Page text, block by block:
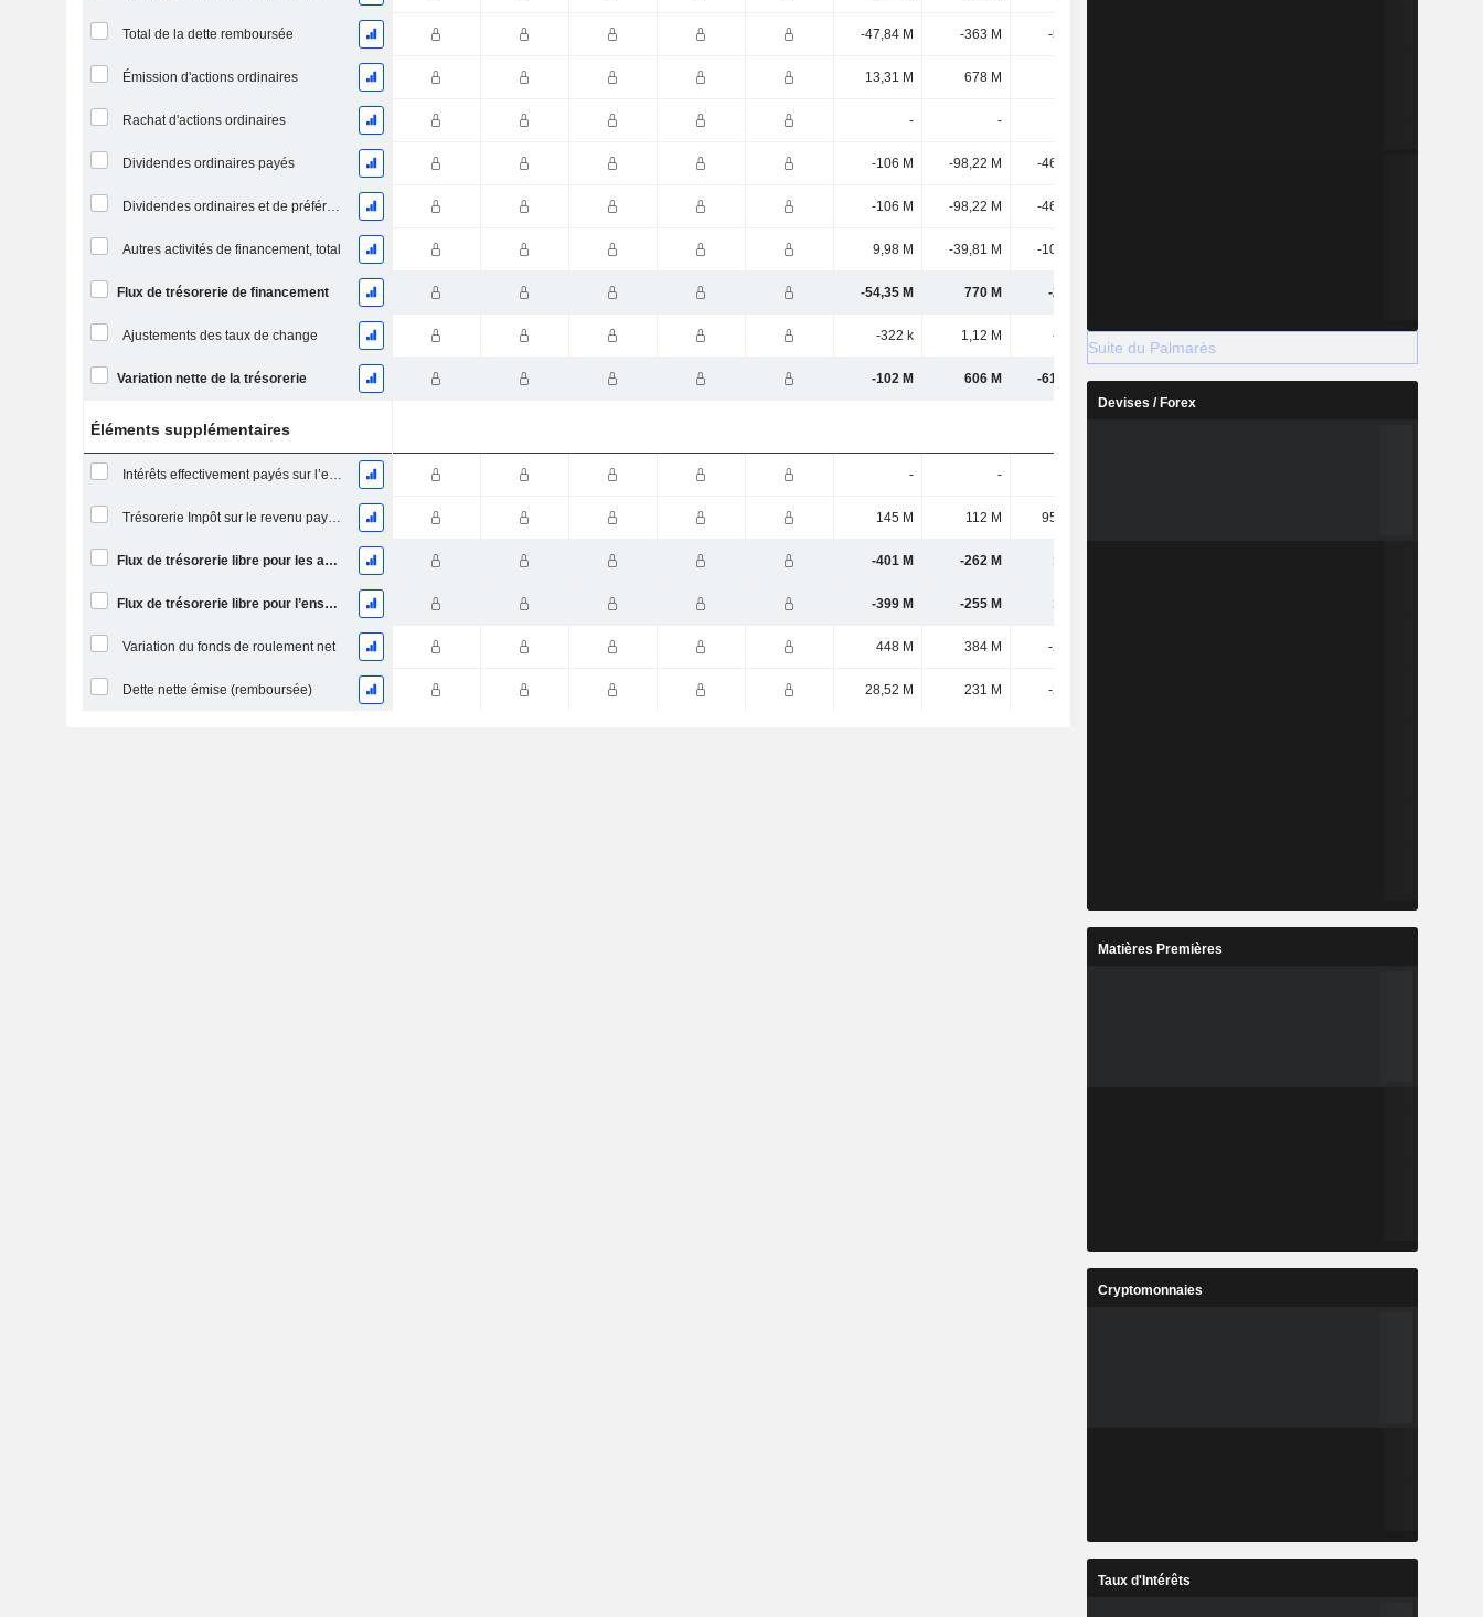
Total de la dette remboursée -47,84 M -363 M -575 M
Émission d'actions ordinaires 13,31 M 678 M
Rachat d'actions ordinaires - -
Dividendes ordinaires payés -106 M -98,22 M -46,61 M
Dividendes ordinaires et de préférence payés -106 M -98,22 M -46,61 M
Autres activités de financement, total 9,98 M -39,81 M -10,31 M
Flux de trésorerie de financement -54,35 M 770 M -267 M
Ajustements des taux de change -322 k 1,12 M -625 k 197 k -73,49 k
Variation nette de la trésorerie -102 M 606 M -61,38 M -60,46 M -129 M
Éléments supplémentaires
Intérêts effectivement payés sur l’exercice - -
Trésorerie Impôt sur le revenu payé (remboursement)Impôt effectivement payé (remboursé) sur l’exercice 145 M 112 M 95,25 M
Flux de trésorerie libre pour les actionnaires FCFE -401 M -262 M 135 M
Flux de trésorerie libre pour l’ensemble des pourvoyeurs de fonds (créanciers et actionnaires) FCFF -399 M -255 M 143 M
Variation du fonds de roulement net 448 M 384 M -265 M
Dette nette émise (remboursée) 28,52 M 231 M -210 M
Suite du Palmarès
Devises / Forex
Matières Premières
Cryptomonnaies
Taux d'Intérêts